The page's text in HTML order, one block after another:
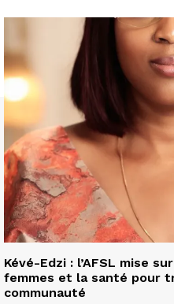
Kévé-Edzi : l’AFSL mise
femmes et la santé pour
communauté